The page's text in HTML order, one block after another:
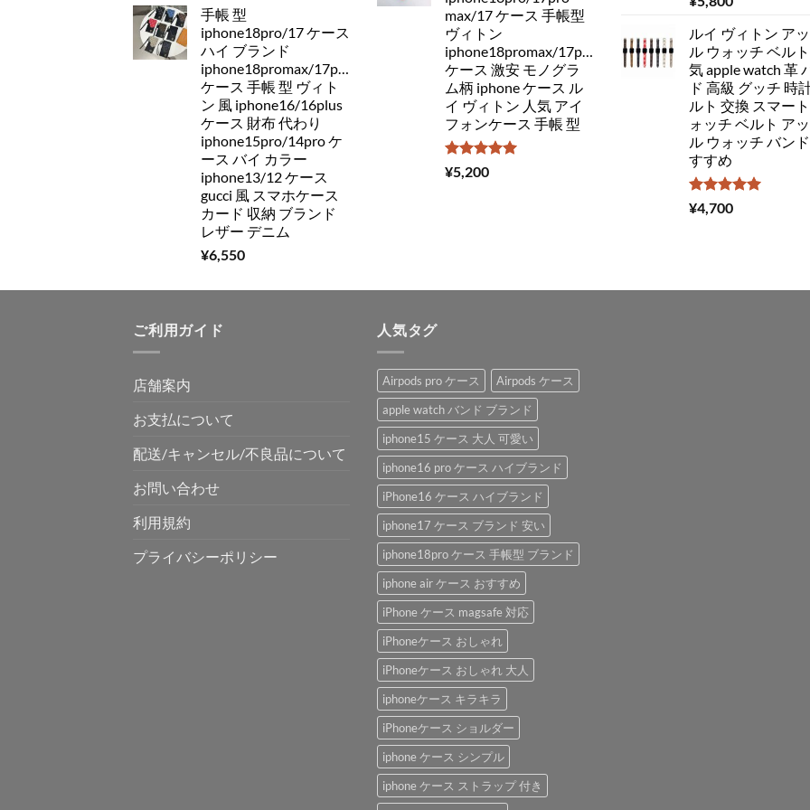
手帳 型
iphone18pro/17 ケース
ハイ ブランド
iphone18promax/17pro/16pro
ケース 手帳 型 ヴィト
ン 風 iphone16/16plus
ケース 財布 代わり
iphone15pro/14pro ケ
ース バイ カラー
iphone13/12 ケース
gucci 風 スマホケース
カード 収納 ブランド
レザー デニム
¥6,550
max/17 ケース 手帳型
ヴィトン
iphone18promax/17pro/16
ケース 激安 モノグラ
ム柄 iphone ケース ル
イ ヴィトン 人気 アイ
フォンケース 手帳 型
5段階中
5.00
¥5,200
5.00
ルイ ヴィトン ア
ル ウォッチ ベルト
気 apple watch 革
ド 高級 グッチ 時
ルト 交換 スマー
ォッチ ベルト ア
ル ウォッチ バン
すすめ
5段階中
5.00
¥4,700
ご利用ガイド
店舗案内
お支払について
配送/キャンセル/不良品について
お問い合わせ
利用規約
プライバシーポリシー
人気タグ
Airpods pro ケース
Airpods ケース
apple watch バンド ブランド
iphone15 ケース 大人 可愛い
iphone16 pro ケース ハイブランド
iPhone16 ケース ハイブランド
iphone17 ケース ブランド 安い
iphone18pro ケース 手帳型 ブランド
iphone air ケース おすすめ
iPhone ケース magsafe 対応
iPhoneケース おしゃれ
iPhoneケース おしゃれ 大人
iphoneケース キラキラ
iPhoneケース ショルダー
iphone ケース シンプル
iphone ケース ストラップ 付き